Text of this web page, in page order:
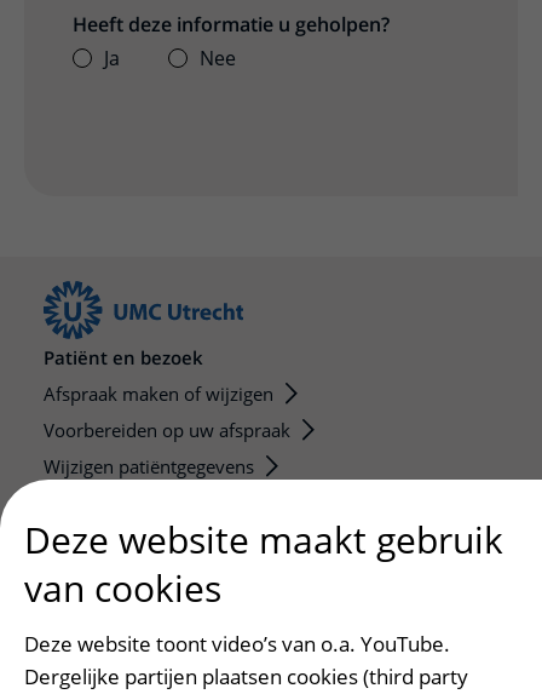
Heeft deze informatie u geholpen?
Ja
Nee
Patiënt en bezoek
Afspraak maken of wijzigen
Voorbereiden op uw afspraak
Wijzigen patiëntgegevens
Bezoektijden
Onderwijs en onderzoek
Onze opleidingen
De Nieuwe Utrechtse School
Deze website maakt gebruik
van cookies
Deze website toont video’s van o.a. YouTube.
Dergelijke partijen plaatsen cookies (third party